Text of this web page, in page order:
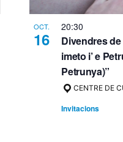
OCT.
16
20:30
Divendres
imeto i’ e
Petrunya)”
CENTRE DE
Invitacions